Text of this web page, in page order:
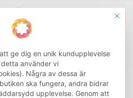
0
This
ge dig en unik kundupplevelse
använder vi
Några av dessa är
ska fungera, andra bidrar
upplevelse. Genom att